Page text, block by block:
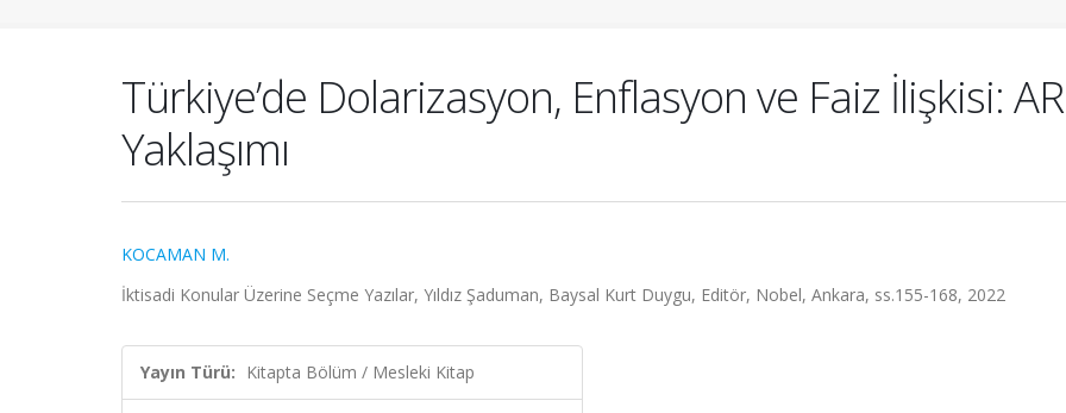
Türkiye’de Dolarizasyon, Enflasyon ve Faiz İlişkisi:
Yaklaşımı
KOCAMAN M.
İktisadi Konular Üzerine Seçme Yazılar, Yıldız Şaduman, Baysal Kurt Duygu, Editör, Nobel, Ankara, ss.155-168, 2022
Yayın Türü: Kitapta Bölüm / Mesleki Kitap